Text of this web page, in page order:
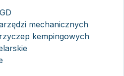
mechanicznych
kempingowych